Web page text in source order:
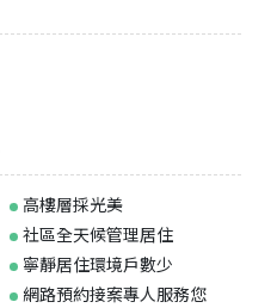
高樓層採光美
社區全天候管理居住
寧靜居住環境戶數少
網路預約接案專人服務您